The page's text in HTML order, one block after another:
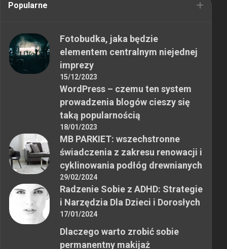
Popularne
Fotobudka, jaka będzie
elementem centralnym niejednej
imprezy
15/12/2023
WordPress – czemu ten system
prowadzenia blogów cieszy się
taką popularnością
18/01/2023
MB PARKIET: wszechstronne
świadczenia z zakresu renowacji i
cyklinowania podłóg drewnianych
29/02/2024
Radzenie Sobie z ADHD: Strategie
i Narzędzia Dla Dzieci i Dorosłych
17/01/2024
Dlaczego warto zrobić sobie
permanentny makijaż